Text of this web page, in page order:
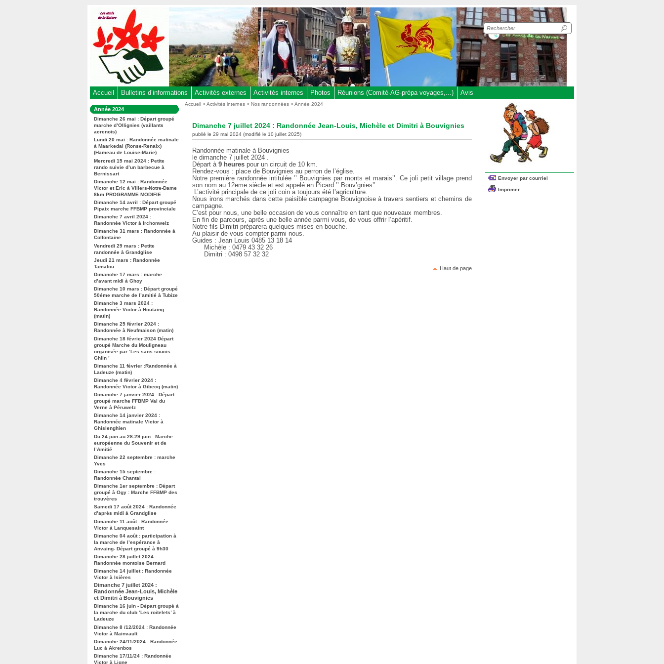
Recherche
sur
le
site
Accueil Bulletins d’informations Activités externes Activités internes Photos Réunions (Comité-AG-prépa voyages,...) Avis
Dans
la
rubrique
:
Année 2024
Dimanche 26 mai : Départ groupé
marche d’Ollignies (vaillants
acrenois)
Lundi 20 mai : Randonnée matinale
à Maarkedal (Ronse-Renaix)
(Hameau de Louise-Marie)
Mercredi 15 mai 2024 : Petite
rando suivie d’un barbecue à
Bernissart
Dimanche 12 mai : Randonnée
Victor et Eric à Villers-Notre-Dame
8km PROGRAMME MODIFIE
Dimanche 14 avril : Départ groupé
Pipaix marche FFBMP provinciale
Dimanche 7 avril 2024 :
Randonnée Victor à Irchonwelz
Dimanche 31 mars : Randonnée à
Colfontaine
Vendredi 29 mars : Petite
randonnée à Grandglise
Jeudi 21 mars : Randonnée
Tamalou
Dimanche 17 mars : marche
d’avant midi à Ghoy
Dimanche 10 mars : Départ groupé
50éme marche de l’amitié à Tubize
Dimanche 3 mars 2024 :
Randonnée Victor à Houtaing
(matin)
Dimanche 25 février 2024 :
Randonnée à Neufmaison (matin)
Dimanche 18 février 2024 Départ
groupé Marche du Mouligneau
organisée par ’Les sans soucis
Ghlin ’
Dimanche 11 février :Randonnée à
Ladeuze (matin)
Dimanche 4 février 2024 :
Randonnée Victor à Gibecq (matin)
Dimanche 7 janvier 2024 : Départ
groupé marche FFBMP Val du
Verne à Péruwelz
Dimanche 14 janvier 2024 :
Randonnée matinale Victor à
Ghislenghien
Du 24 juin au 28-29 juin : Marche
européenne du Souvenir et de
l’Amitié
Dimanche 22 septembre : marche
Yves
Dimanche 15 septembre :
Randonnée Chantal
Dimanche 1er septembre : Départ
groupé à Ogy : Marche FFBMP des
trouvères
Samedi 17 août 2024 : Randonnée
d’après midi à Grandglise
Dimanche 11 août : Randonnée
Victor à Lanquesaint
Dimanche 04 août : participation à
la marche de l’espérance à
Anvaing- Départ groupé à 9h30
Dimanche 28 juillet 2024 :
Randonnée montoise Bernard
Dimanche 14 juillet : Randonnée
Victor à Isières
Dimanche 7 juillet 2024 :
Randonnée Jean-Louis, Michèle
et Dimitri à Bouvignies
Dimanche 16 juin - Départ groupé à
la marche du club ’Les roitelets’ à
Ladeuze
Dimanche 8 /12/2024 : Randonnée
Victor à Mainvault
Dimanche 24/11/2024 : Randonnée
Luc à Akrenbos
Dimanche 17/11/24 : Randonnée
Victor à Ligne
Vous
Accueil >Activités internes >Nos randonnées>Année 2024
Dimanche 7 juillet 2024 : Randonnée Jean-Louis, Michèle et Dimitri à Bouvignies
publié le 29 mai 2024 (modifié le 10 juillet 2025)
Randonnée matinale à Bouvignies
le dimanche 7 juillet 2024 .
Départ à9 heurespour un circuit de 10 km.
Rendez-vous : place de Bouvignies au perron de l’église.
Notre première randonnée intitulée ’’ Bouvignies par monts et marais’’. Ce joli petit village prend
son nom au 12eme siècle et est appelé en Picard ’’ Bouv’gnies’’.
L’activité principale de ce joli coin a toujours été l’agriculture.
Nous irons marchés dans cette paisible campagne Bouvignoise à travers sentiers et chemins de
campagne.
C’est pour nous, une belle occasion de vous connaître en tant que nouveaux membres.
En fin de parcours, après une belle année parmi vous, de vous offrir l’apéritif.
Notre fils Dimitri préparera quelques mises en bouche.
Au plaisir de vous compter parmi nous.
Guides : Jean Louis 0485 13 18 14
Michèle : 0479 43 32 26
Dimitri : 0498 57 32 32
Haut de page
Envoyer par courriel
Imprimer